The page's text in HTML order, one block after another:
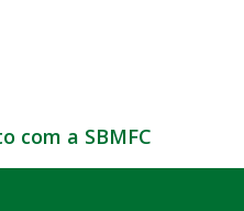
com a SBMFC